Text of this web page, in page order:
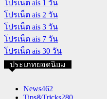
โปรเน็ต ais 1 วัน
โปรเน็ต ais 2 วัน
โปรเน็ต ais 3 วัน
โปรเน็ต ais 7 วัน
โปรเน็ต ais 30 วัน
ประเภทยอดนิยม
News462
Tips&Tricks280